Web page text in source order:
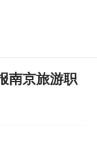
南京旅游职